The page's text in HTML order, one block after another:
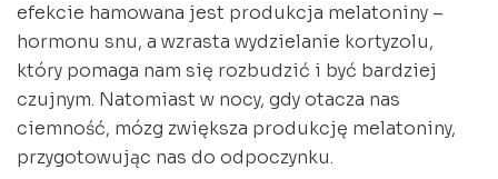
efekcie hamowana jest produkcja melatoniny –
hormonu snu, a wzrasta wydzielanie kortyzolu,
który pomaga nam się rozbudzić i być bardziej
czujnym. Natomiast w nocy, gdy otacza nas
ciemność, mózg zwiększa produkcję melatoniny,
przygotowując nas do odpoczynku.